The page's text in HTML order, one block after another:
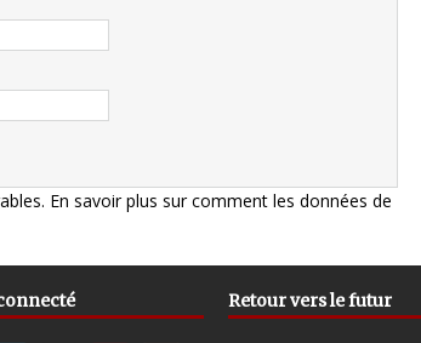
En savoir plus sur comment les données de
Retour vers le futur